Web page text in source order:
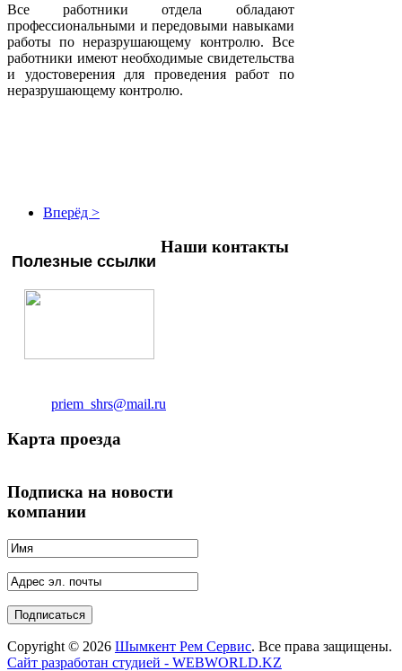
Все работники отдела обладают
профессиональными и передовыми навыками
работы по неразрушающему контролю. Все
работники имеют необходимые свидетельства
и удостоверения для проведения работ по
неразрушающему контролю.
Вперёд >
Полезные ссылки
Наши контакты
priem_shrs@mail.ru
Карта проезда
Подписка на новости
компании
Copyright © 2026 Шымкент Рем Сервис. Все права защищены.
Сайт разработан студией - WEBWORLD.KZ